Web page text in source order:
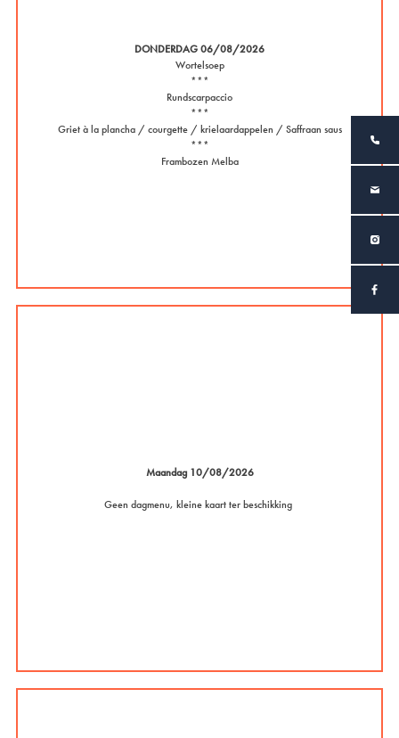
DONDERDAG 06/08/2026
Wortelsoep
***
Rundscarpaccio
***
Griet à la plancha / courgette / krielaardappelen / Saffraan saus
***
Frambozen Melba
Maandag 10/08/2026
Geen dagmenu, kleine kaart ter beschikking